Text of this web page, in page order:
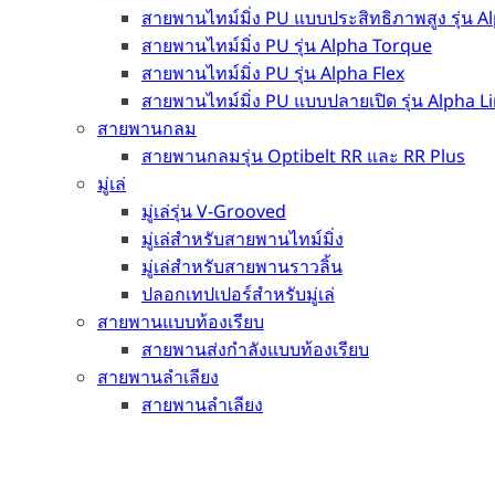
สายพานไทม์มิ่ง PU แบบประสิทธิภาพสูง รุ่น
สายพานไทม์มิ่ง PU รุ่น Alpha Torque
สายพานไทม์มิ่ง PU รุ่น Alpha Flex
สายพานไทม์มิ่ง PU แบบปลายเปิด รุ่น Alpha
สายพานกลม
สายพานกลมรุ่น Optibelt RR และ RR Plus
มู่เล่
มู่เล่รุ่น V-Grooved
มู่เล่สำหรับสายพานไทม์มิ่ง
มู่เล่สำหรับสายพานราวลิ้น
ปลอกเทปเปอร์สำหรับมู่เล่
สายพานแบบท้องเรียบ
สายพานส่งกำลังแบบท้องเรียบ
สายพานลำเลียง
สายพานลำเลียง